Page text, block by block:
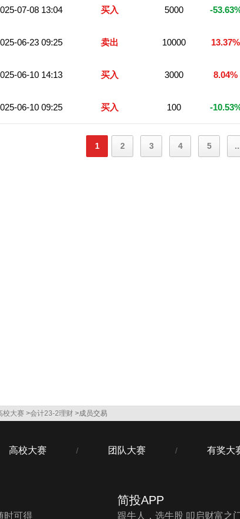
07-08 13:04 买入 5000 -
06-23 09:25 卖出 10000 13.37%
06-10 14:13 买入 3000 8.04%
06-10 09:25 买入 100 -
1 2 3 4 5
校大赛 >会计23-2理财 >成员交易
高校大赛 / 团队大赛 / 有奖大
时可得
简投APP
跟牛人，选牛股 叩启财富之